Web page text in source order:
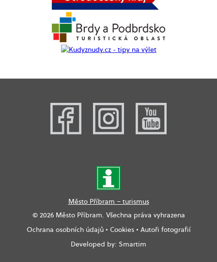
Město Příbram – turismus
© 2026 Město Příbram. Všechna práva vyhrazena
Ochrana osobních údajů• Cookies• Autoři fotografií
Developed by: Smartim